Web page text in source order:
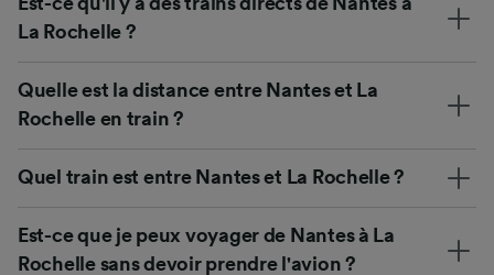
La Rochelle ?
Quelle est la distance entre Nantes et La
Rochelle en train ?
Quel train est entre Nantes et La Rochelle ?
Est-ce que je peux voyager de Nantes à La
Rochelle sans devoir prendre l'avion ?